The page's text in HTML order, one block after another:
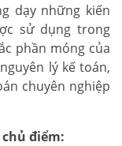
dạy những kiến
sử dụng trong
phần móng của
lý kế toán,
chuyên nghiệp
điểm: